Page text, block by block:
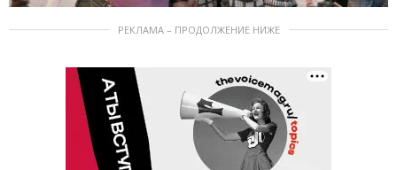
РЕКЛАМА – ПРОДОЛЖЕНИЕ НИЖЕ